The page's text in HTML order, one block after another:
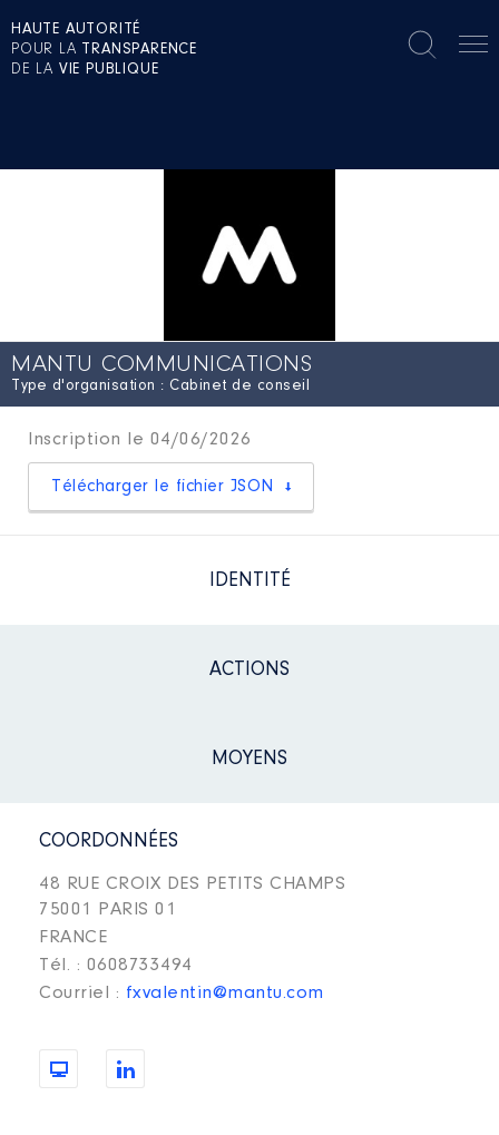
HAUTE AUTORITÉ
POUR LA TRANSPARENCE
DE LA VIE PUBLIQUE
MANTU COMMUNICATIONS
Type d'organisation : Cabinet de conseil
Inscription le 04/06/2026
Télécharger le fichier JSON
IDENTITÉ
ACTIONS
MOYENS
COORDONNÉES
48 RUE CROIX DES PETITS CHAMPS
75001 PARIS 01
FRANCE
Tél. : 0608733494
Courriel : fxvalentin@mantu.com